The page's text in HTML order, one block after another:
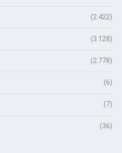
(2.422)
(3.128)
(2.778)
(6)
(7)
(36)